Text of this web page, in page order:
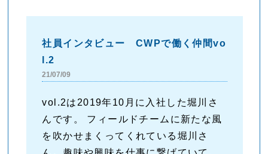
社員インタビュー CWPで働く仲間vo
l.2
21/07/09
vol.2は2019年10月に入社した堀川さ
んです。 フィールドチームに新たな風
を吹かせまくってくれている堀川さ